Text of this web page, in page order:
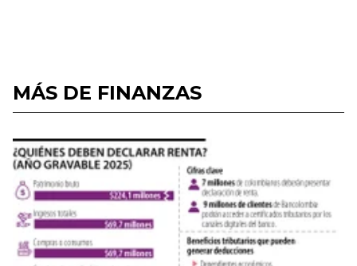
MÁS DE FINANZAS